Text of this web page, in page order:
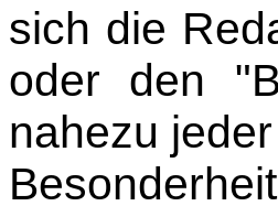
sich die
oder den
nahezu